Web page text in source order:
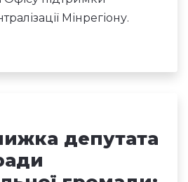
Мінрегіону.
депутата